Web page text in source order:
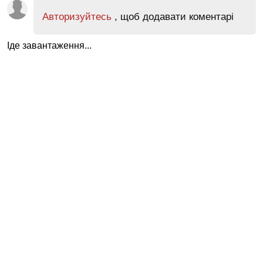
Авторизуйтесь , щоб додавати коментарі
Іде завантаження...